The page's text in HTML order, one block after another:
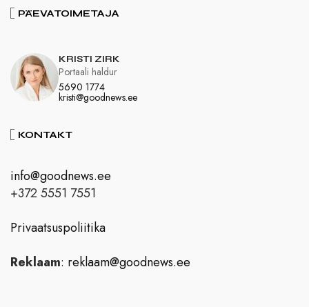
PÄEVATOIMETAJA
KRISTI ZIRK
5690 1774
kristi@goodnews.ee
Portaali haldur
KONTAKT
info@goodnews.ee
+372 5551 7551
Privaatsuspoliitika
Reklaam: reklaam@goodnews.ee